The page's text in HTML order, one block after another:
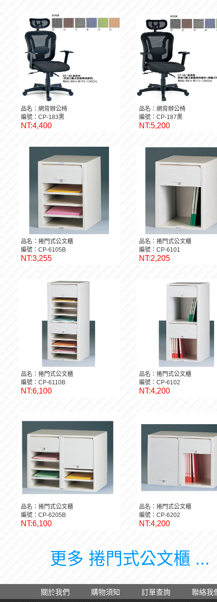
品名：網背辦公椅
編號：CP-183黑
NT:4,400
品名：網背辦公椅
編號：CP-187黑
NT:5,200
品名：捲門式公文櫃
編號：CP-6105B
NT:3,255
品名：捲門式公文櫃
編號：CP-6101
NT:2,205
品名：捲門式公文櫃
編號：CP-6110B
NT:6,100
品名：捲門式公文櫃
編號：CP-6102
NT:4,200
品名：捲門式公文櫃
編號：CP-6205B
NT:6,100
品名：捲門式公文櫃
編號：CP-6202
NT:4,200
更多 捲門式公文櫃 ...
關於我們 購物須知 訂單查詢 聯絡我